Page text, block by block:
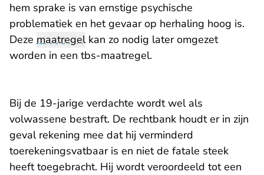
hem sprake is van ernstige psychische
problematiek en het gevaar op herhaling hoog is.
Deze maatregelkan zo nodig later omgezet
worden in een tbs-maatregel.
Bij de 19-jarige verdachte wordt wel als
volwassene bestraft. De rechtbank houdt er in zijn
geval rekening mee dat hij verminderd
toerekeningsvatbaar is en niet de fatale steek
heeft toegebracht. Hij wordt veroordeeld tot een